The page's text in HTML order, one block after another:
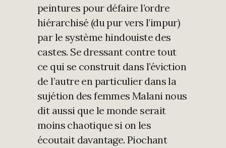
peintures pour défaire l’ordre
hiérarchisé (du pur vers l’impur)
par le système hindouiste des
castes. Se dressant contre tout
ce qui se construit dans l’éviction
de l’autre en particulier dans la
sujétion des femmes Malani nous
dit aussi que le monde serait
moins chaotique si on les
écoutait davantage. Piochant